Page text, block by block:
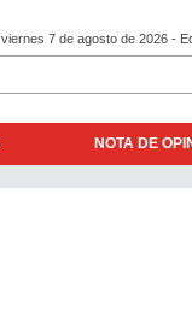
viernes 7 de agosto de 2026 -
NOTA DE